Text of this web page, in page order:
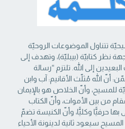
تتناول الموضوعات الروحيّة
نظر كتابيّة (بيبليّة)، وتهدف إلى
إلى الله. تلتزم “رسالة
أنّ الله مُثلّث الأقانيم: آب وابن
‏للمسيح، وأنّ الخلاص هو بالإيمان
من بين الأموات، وأنّ الكتاب
حرفيًّا وكليًّا، وأنّ الكنيسة تضمّ
‏سيعود ثانية لدينونة الأحياء